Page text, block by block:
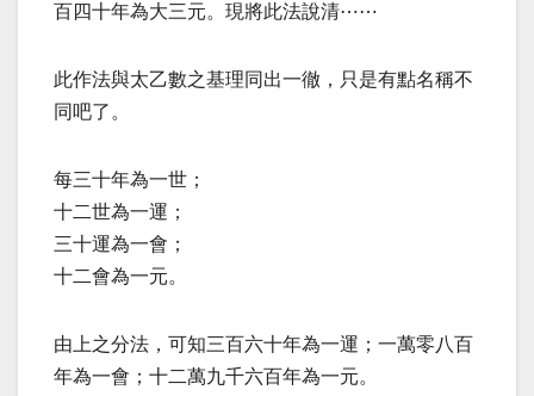
百四十年為大三元。現將此法說清⋯⋯
此作法與太乙數之基理同出一徹，只是有點名稱不
同吧了。
每三十年為一世；
十二世為一運；
三十運為一會；
十二會為一元。
由上之分法，可知三百六十年為一運；一萬零八百
年為一會；十二萬九千六百年為一元。